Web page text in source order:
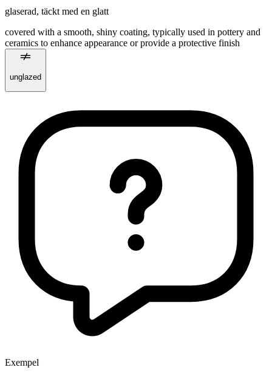
glaserad, täckt med en glatt
covered with a smooth, shiny coating, typically used in pottery and
ceramics to enhance appearance or provide a protective finish
unglazed
Exempel